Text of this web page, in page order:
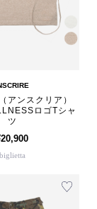
アンスクリア）
ロゴTシャ
ツ
biglietta